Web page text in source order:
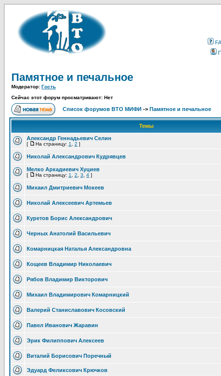
Памятное и печальное
Модератор: Гость
Сейчас этот форум просматривают: Нет
Список форумов ВТО МИФИ -> Памятное и печальное
Темы
Александр Геннадьевич Селин
[ На страницу: 1 2 ]
Николай Александрович Кудрявцев
Мелко Аркадиевич Хуциев
[ На страницу: 1 2 3 4 ]
Михаил Дмитриевич Мокеев
Николай Алексеевич Артемьев
Куретов Борис Александрович
Черных Анатолий Васильевич
Комарницкая Наталья Александровна
Кощеев Владимир Николаевич
Рябов Владимир Викторович
Михаил Владимирович Комарницкий
Валерий Станиславович Косовский
Павел Иванович Жаравин
Эрик Филиппович Алексеев
Виталий Борисович Поречный
Эдуард Феликсович Крючков